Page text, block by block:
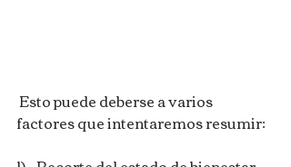
Esto puede deberse a varios
factores que intentaremos resumir: